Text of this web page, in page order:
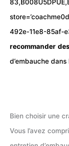
492e-11e8-
recommander
d’embauche
Bien choisir une
Vous l’avez